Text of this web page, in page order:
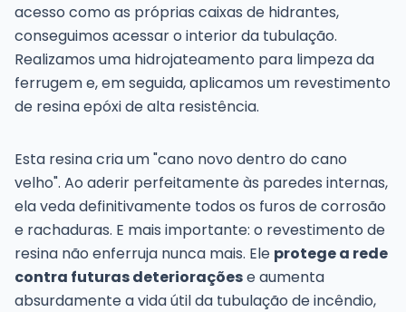
acesso como as próprias caixas de hidrantes,
conseguimos acessar o interior da tubulação.
Realizamos uma hidrojateamento para limpeza da
ferrugem e, em seguida, aplicamos um revestimento
de resina epóxi de alta resistência.
Esta resina cria um "cano novo dentro do cano
velho". Ao aderir perfeitamente às paredes internas,
ela veda definitivamente todos os furos de corrosão
e rachaduras. E mais importante: o revestimento de
resina não enferruja nunca mais. Ele protege a rede
contra futuras deterioraçõese aumenta
absurdamente a vida útil da tubulação de incêndio,